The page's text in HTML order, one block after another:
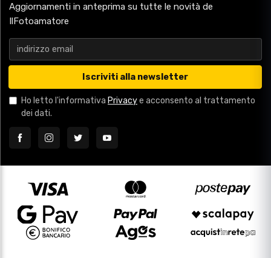
Aggiornamenti in anteprima su tutte le novità de
IlFotoamatore
Iscriviti alla newsletter
Ho letto l'informativa Privacye acconsento al trattamento
dei dati.